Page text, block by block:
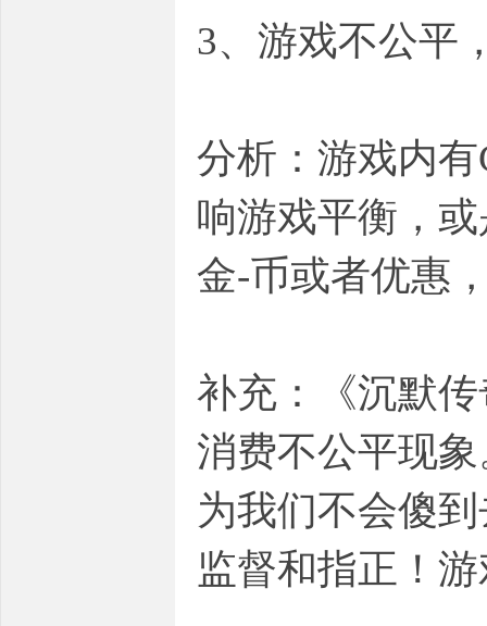
3、游戏不公平
分析：游戏内
响游戏平衡，
金-币或者优惠
补充：《沉默
消费不公平现
为我们不会傻
监督和指正！